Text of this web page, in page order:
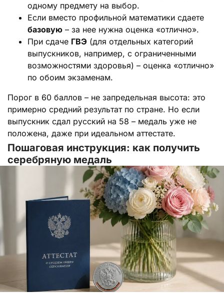
одному предмету на выбор.
Если вместо профильной математики сдаете
базовую – за нее нужна оценка «отлично».
При сдаче ГВЭ (для отдельных категорий
выпускников, например, с ограниченными
возможностями здоровья) – оценка «отлично»
по обоим экзаменам.
Порог в 60 баллов – не запредельная высота: это
примерно средний результат по стране. Но если
выпускник сдал русский на 58 – медаль уже не
положена, даже при идеальном аттестате.
Пошаговая инструкция: как получить
серебряную медаль